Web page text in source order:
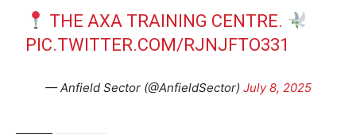
THE AXA TRAINING CENTRE.
PIC.TWITTER.COM/RJNJFTO331
— Anfield Sector (@AnfieldSector) July 8, 2025